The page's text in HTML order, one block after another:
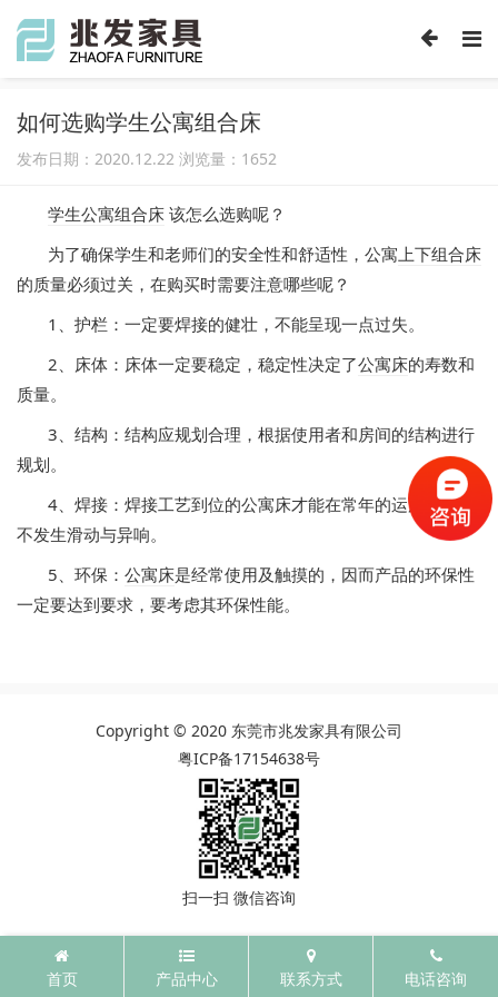
如何选购学生公寓组合床
发布日期：2020.12.22 浏览量： 1652
学生公寓组合床 该怎么选购呢？
为了确保学生和老师们的安全性和舒适性，公寓上下组合床
的质量必须过关，在购买时需要注意哪些呢？
1、护栏：一定要焊接的健壮，不能呈现一点过失。
2、床体：床体一定要稳定，稳定性决定了公寓床的寿数和
质量。
3、结构：结构应规划合理，根据使用者和房间的结构进行
规划。
4、焊接：焊接工艺到位的公寓床才能在常年的运用者保证
不发生滑动与异响。
5、环保： 公寓床是经常使用及触摸的，因而产品的环保性
一定要达到要求，要考虑其环保性能。
Copyright © 2020 东莞市兆发家具有限公司
粤ICP备17154638号
扫一扫 微信咨询
首页 产品中心 联系方式 电话咨询